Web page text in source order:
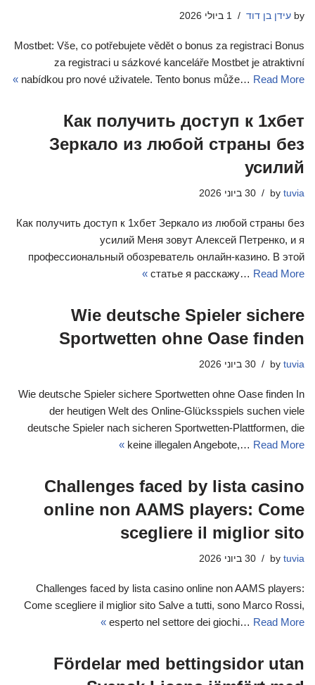
by עידן בן דוד 1 ביולי 2026
Mostbet: Vše, co potřebujete vědět o bonus za registraci Bonus
za registraci u sázkové kanceláře Mostbet je atraktivní
nabídkou pro nové uživatele. Tento bonus může… Read More »
Как получить доступ к 1хбет
Зеркало из любой страны без
усилий
by tuvia 30 ביוני 2026
Как получить доступ к 1хбет Зеркало из любой страны без
усилий Меня зовут Алексей Петренко, и я
профессиональный обозреватель онлайн-казино. В этой
статье я расскажу… Read More »
Wie deutsche Spieler sichere
Sportwetten ohne Oase finden
by tuvia 30 ביוני 2026
Wie deutsche Spieler sichere Sportwetten ohne Oase finden In
der heutigen Welt des Online-Glücksspiels suchen viele
deutsche Spieler nach sicheren Sportwetten-Plattformen, die
keine illegalen Angebote,… Read More »
Challenges faced by lista casino
online non AAMS players: Come
scegliere il miglior sito
by tuvia 30 ביוני 2026
Challenges faced by lista casino online non AAMS players:
Come scegliere il miglior sito Salve a tutti, sono Marco Rossi,
esperto nel settore dei giochi… Read More »
Fördelar med bettingsidor utan